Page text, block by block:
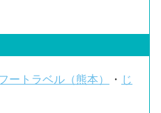
ートラベル（熊本） ・ じ